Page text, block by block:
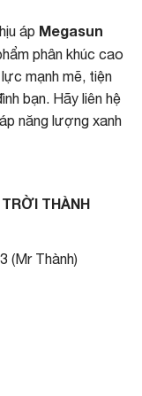
áp Megasun
phân khúc cao
mạnh mẽ, tiện
bạn. Hãy liên hệ
năng lượng xanh
THÀNH
(Mr Thành)